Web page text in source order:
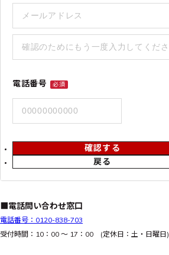
電話番号 必須
戻る
確認する
■電話問い合わせ窓口
電話番号：0120-838-703
受付時間：10：00 ～ 17：00 (定休日：土・日曜日)